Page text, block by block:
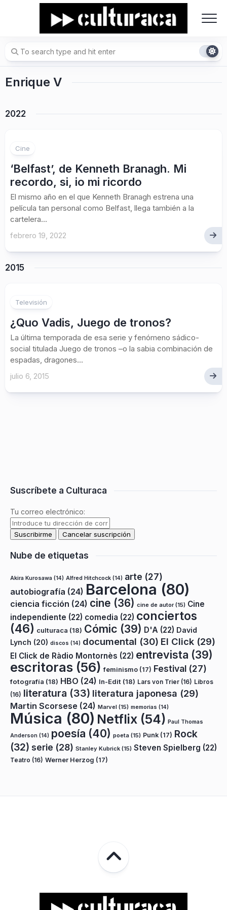
Enrique V
2022
Cine
‘Belfast’, de Kenneth Branagh. Mi
recordo, si, io mi ricordo
El mismo año en el que Kenneth Branagh estrena una
película tan personal como Belfast, llega también a la
cartelera...
febrero 19, 2022
2015
Televisión
¿Quo Vadis, Juego de tronos?
La última temporada de esa serie y fenómeno sádico-
social titulada Juego de tronos –o la sabia combinación de
espadas, dragones...
julio 6, 2015
Suscríbete a Culturaca
Tu correo electrónico:
Nube de etiquetas
Akira Kurosawa (14) Alfred Hitchcock (14) arte (27)
autobiografía (24) Barcelona (80)
ciencia ficción (24) cine (36) cine de autor(15) Cine
independiente (22) comedia (22) conciertos
(46) culturaca (18) Cómic (39) D'A (22) David
Lynch (20) discos (14) documental (30) El Click (29)
El Click de Ràdio Montornès (22) entrevista (39)
escritoras (56) feminismo (17) Festival (27)
fotografía (18) HBO (24) In-Edit (18) Lars von Trier (16) Libros
(16) literatura (33) literatura japonesa (29)
Martin Scorsese (24) Marvel (15) memorias (14)
Música (80) Netflix (54) Paul Thomas
Anderson (14) poesía (40) poeta (15) Punk (17) Rock
(32) serie (28) Stanley Kubrick (15) Steven Spielberg (22)
Teatro (16) Werner Herzog (17)